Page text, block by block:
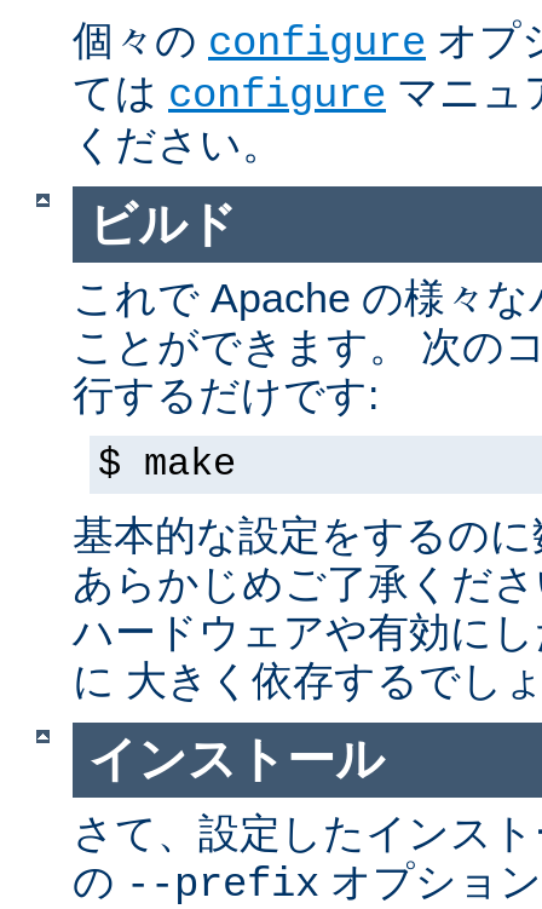
個々の configure オプ
ては configure マニュ
ください。
ビルド
これで Apache の様々
ことができます。 次の
行するだけです:
$ make
基本的な設定をするの
あらかじめご了承くだ
ハードウェアや有効に
に 大きく依存するでし
インストール
さて、設定したインス
の --prefix オプショ